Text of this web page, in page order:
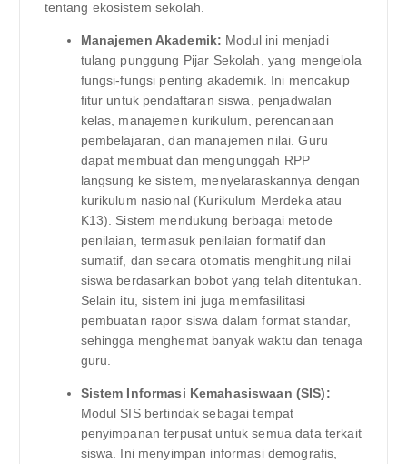
tentang ekosistem sekolah.
Manajemen Akademik: Modul ini menjadi
tulang punggung Pijar Sekolah, yang mengelola
fungsi-fungsi penting akademik. Ini mencakup
fitur untuk pendaftaran siswa, penjadwalan
kelas, manajemen kurikulum, perencanaan
pembelajaran, dan manajemen nilai. Guru
dapat membuat dan mengunggah RPP
langsung ke sistem, menyelaraskannya dengan
kurikulum nasional (Kurikulum Merdeka atau
K13). Sistem mendukung berbagai metode
penilaian, termasuk penilaian formatif dan
sumatif, dan secara otomatis menghitung nilai
siswa berdasarkan bobot yang telah ditentukan.
Selain itu, sistem ini juga memfasilitasi
pembuatan rapor siswa dalam format standar,
sehingga menghemat banyak waktu dan tenaga
guru.
Sistem Informasi Kemahasiswaan (SIS):
Modul SIS bertindak sebagai tempat
penyimpanan terpusat untuk semua data terkait
siswa. Ini menyimpan informasi demografis,